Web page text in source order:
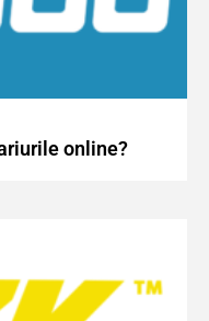
online?